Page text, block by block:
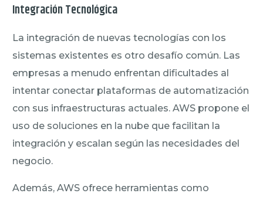
Integración Tecnológica
La integración de nuevas tecnologías con los
sistemas existentes es otro desafío común. Las
empresas a menudo enfrentan dificultades al
intentar conectar plataformas de automatización
con sus infraestructuras actuales. AWS propone el
uso de soluciones en la nube que facilitan la
integración y escalan según las necesidades del
negocio.
Además, AWS ofrece herramientas como